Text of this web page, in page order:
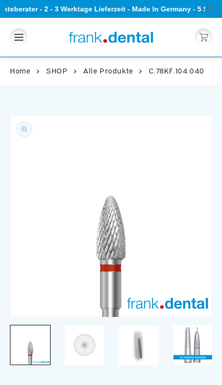
- 2 - 3 Werktage Lieferzeit - Made In Germany - 5
Direkt
zum
Warenkorb
Home SHOP Alle Produkte C.78KF.104.040
1